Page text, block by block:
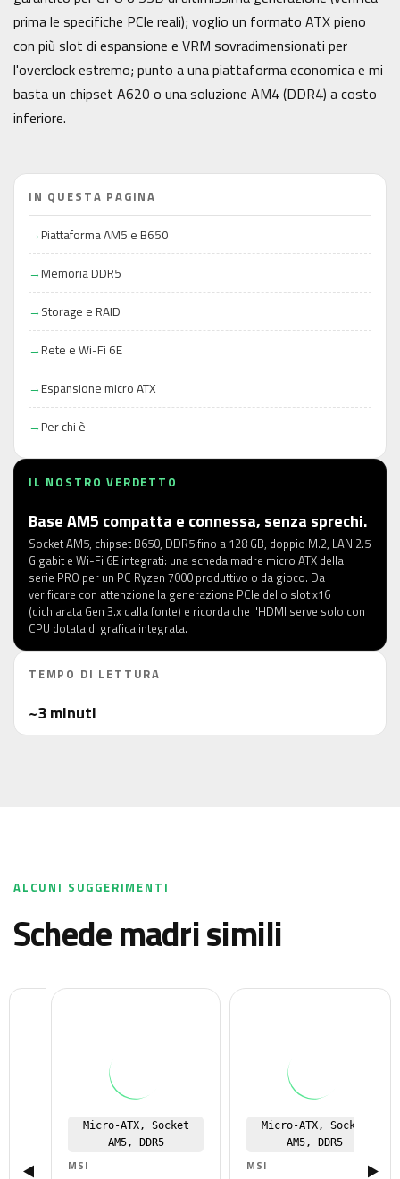
prima le specifiche PCIe reali); voglio un formato ATX pieno
con più slot di espansione e VRM sovradimensionati per
l'overclock estremo; punto a una piattaforma economica e mi
basta un chipset A620 o una soluzione AM4 (DDR4) a costo
inferiore.
IN QUESTA PAGINA
Piattaforma AM5 e B650
Memoria DDR5
Storage e RAID
Rete e Wi-Fi 6E
Espansione micro ATX
Per chi è
IL NOSTRO VERDETTO
Base AM5 compatta e connessa, senza sprechi.
Socket AM5, chipset B650, DDR5 fino a 128 GB, doppio M.2, LAN 2.5
Gigabit e Wi-Fi 6E integrati: una scheda madre micro ATX della
serie PRO per un PC Ryzen 7000 produttivo o da gioco. Da
verificare con attenzione la generazione PCIe dello slot x16
(dichiarata Gen 3.x dalla fonte) e ricorda che l'HDMI serve solo con
CPU dotata di grafica integrata.
TEMPO DI LETTURA
~3 minuti
ALCUNI SUGGERIMENTI
schede madri simili
Micro-ATX, Socket
AM5, DDR5
MSI
Micro-ATX, Socket
AM5, DDR5
MSI